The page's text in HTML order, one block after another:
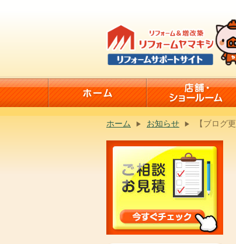
ホーム お知らせ 【ブログ